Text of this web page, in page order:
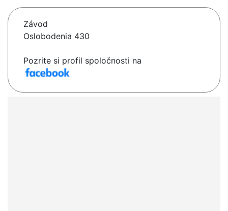
Závod
Oslobodenia 430
Pozrite si profil spoločnosti na